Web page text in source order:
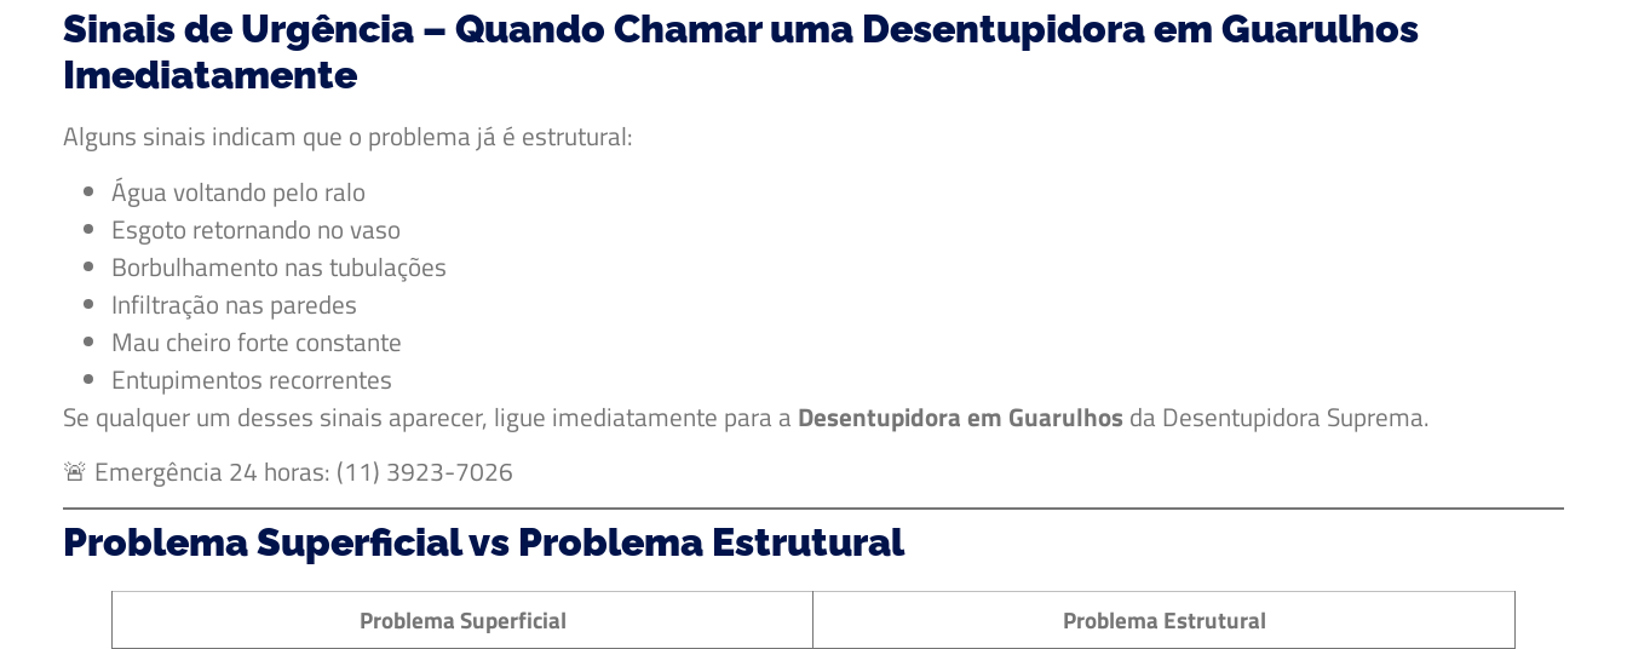
Sinais de Urgência – Quando Chamar uma Desentupidora em Guarulhos
Imediatamente
Alguns sinais indicam que o problema já é estrutural:
Água voltando pelo ralo
Esgoto retornando no vaso
Borbulhamento nas tubulações
Infiltração nas paredes
Mau cheiro forte constante
Entupimentos recorrentes
Se qualquer um desses sinais aparecer, ligue imediatamente para a Desentupidora em Guarulhos da Desentupidora Suprema.
🚨 Emergência 24 horas: (11) 3923-7026
Problema Superficial vs Problema Estrutural
Problema Superficial
Problema Estrutural